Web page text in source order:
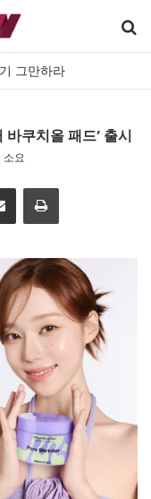
그만하라
쿠치올 패드’ 출시
소요
이메일